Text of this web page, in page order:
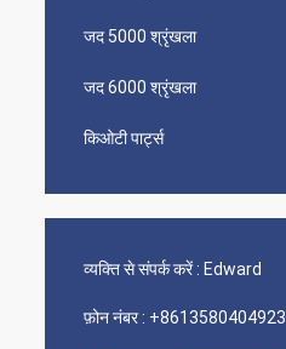
जद 5000 श्रृंखला
जद 6000 श्रृंखला
किओटी पार्ट्स
व्यक्ति से संपर्क करें : Edward
फ़ोन नंबर : +8613580404923